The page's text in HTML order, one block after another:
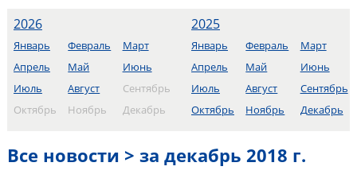
2026
Январь Февраль
Март
Апрель
Май
Июнь
Июль
Август
Сентябрь
Октябрь
Ноябрь Декабрь
2025
Январь Февраль
Март
Апрель
Май
Июнь
Июль
Август
Сентябрь
Октябрь
Ноябрь Декабрь
Все новости > за декабрь 2018 г.